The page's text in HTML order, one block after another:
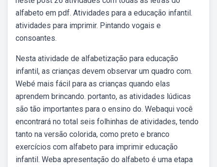
alfabeto em pdf. Atividades para a educação infantil.
atividades para imprimir. Pintando vogais e
consoantes.
Nesta atividade de alfabetização para educação
infantil, as crianças devem observar um quadro com.
Webé mais fácil para as crianças quando elas
aprendem brincando. portanto, as atividades lúdicas
são tão importantes para o ensino do. Webaqui você
encontrará no total seis folhinhas de atividades, tendo
tanto na versão colorida, como preto e branco
exercícios com alfabeto para imprimir educação
infantil. Weba apresentação do alfabeto é uma etapa